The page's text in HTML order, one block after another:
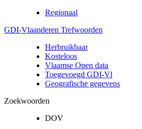
Regionaal
GDI-Vlaanderen Trefwoorden
Herbruikbaar
Kosteloos
Vlaamse Open data
Toegevoegd GDI-Vl
Geografische gegevens
Zoekwoorden
DOV